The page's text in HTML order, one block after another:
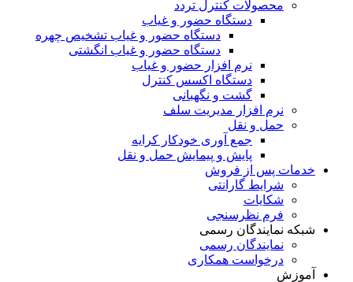
محصولات کنترل تردد
دستگاه حضور و غیاب
دستگاه حضور و غیاب تشخیص چهره
دستگاه حضور و غیاب انگشتی
نرم افزار حضور و غیاب
دستگاه اکسس کنترل
گشت و نگهبانی
نرم افزار مدیریت سلف
حمل و نقل
جمع آوری خودکار کرایه
پایش و پیمایش حمل و نقل
خدمات پس از فروش
شرایط گارانتی
شکایات
فرم نظرسنجی
شبکه نمایندگان رسمی
نمایندگان رسمی
درخواست همکاری
آموزش